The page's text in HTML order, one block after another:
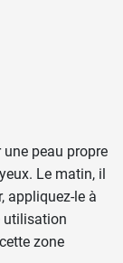
Le
de
colle pas
ml.
peau propre
Le matin, il
appliquez-le à
utilisation
zone